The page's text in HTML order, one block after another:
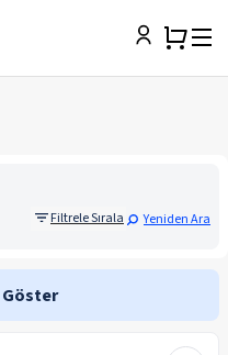
Filtrele Sırala Yeniden Ara